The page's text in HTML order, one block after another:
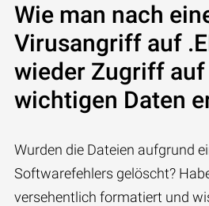
Wie man nach
Virusangriff auf
wieder Zugriff
wichtigen Daten
Wurden die Dateien aufgrund
Softwarefehlers gelöscht?
versehentlich formatiert und